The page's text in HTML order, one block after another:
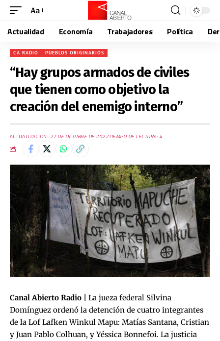
Aa
Actualidad Economía Trabajadores Política
CA RADIO PUEBLOS ORIGINARIOS
“Hay grupos armados de civiles
que tienen como objetivo la
creación del enemigo interno”
ACTUALIZACIÓN: 27 DE OCTUBRE DE 2022TIEMPO DE LECTURA: 4
Canal Abierto Radio | La jueza federal Silvina
Domínguez ordenó la detención de cuatro integrantes
de la Lof Lafken Winkul Mapu: Matías Santana, Cristian
y Juan Pablo Colhuan, y Yéssica Bonnefoi. La justicia